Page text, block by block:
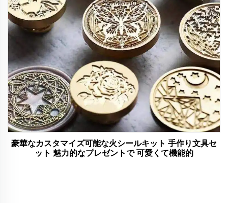
豪華なカスタマイズ可能な火シールキット 手作り文具セ
ット 魅力的なプレゼントで 可愛くて機能的